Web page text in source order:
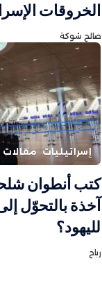
الخروقات
صالح شوكة
إسرائيليات مقالات
كتب أنطوان
آخذة بالتحوّل
لليهود؟
رباح